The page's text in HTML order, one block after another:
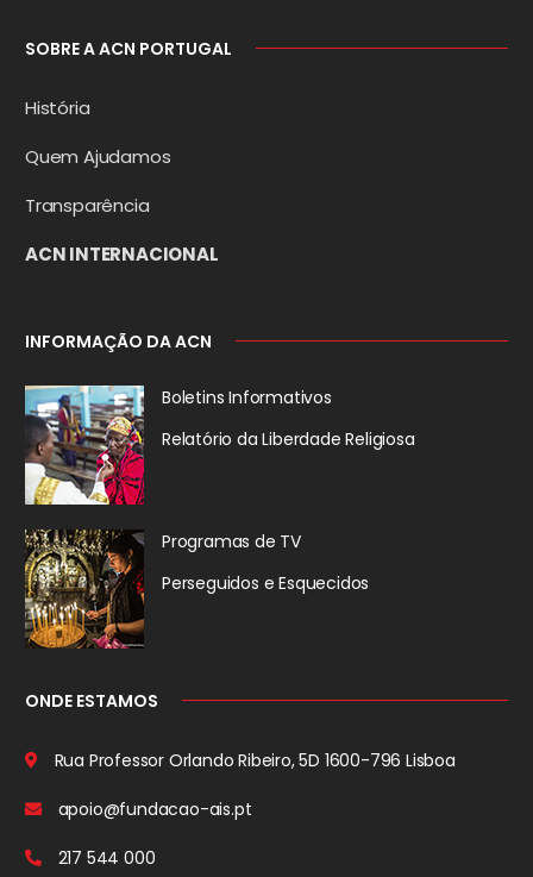
SOBRE A ACN PORTUGAL
História
Quem Ajudamos
Transparência
ACN INTERNACIONAL
INFORMAÇÃO DA ACN
Boletins Informativos
Relatório da Liberdade Religiosa
Programas de TV
Perseguidos e Esquecidos
ONDE ESTAMOS
Rua Professor Orlando Ribeiro, 5D 1600-796 Lisboa
apoio@fundacao-ais.pt
217 544 000